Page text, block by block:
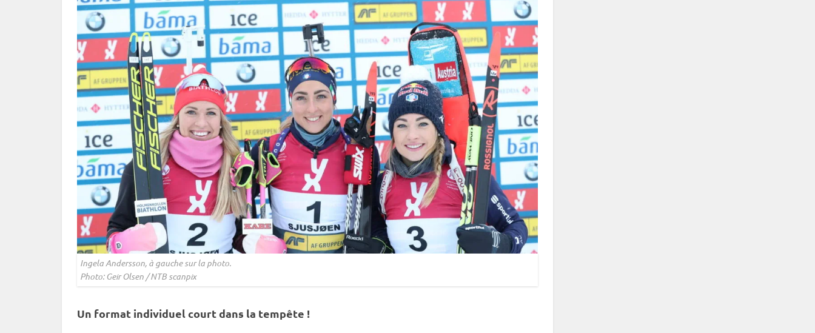
Ingela Andersson, à gauche sur la photo.
Photo: Geir Olsen / NTB scanpix
Un format individuel court dans la tempête !